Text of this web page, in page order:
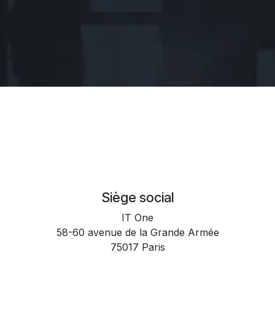
Siège social
IT One
58-60 avenue de la Grande Armée
75017 Paris